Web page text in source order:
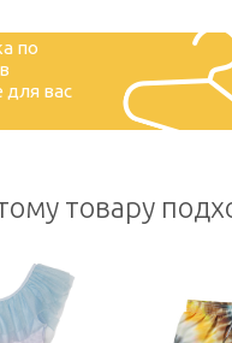
по
для вас
товару